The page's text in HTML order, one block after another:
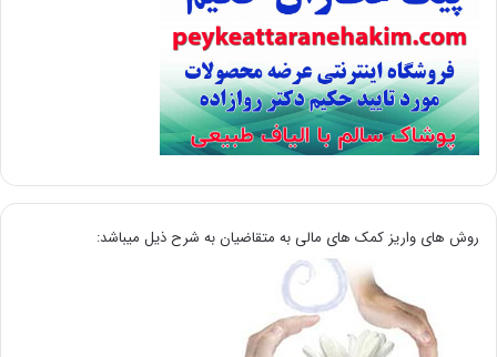
روش های واریز کمک های مالی به متقاضیان به شرح ذیل میباشد: